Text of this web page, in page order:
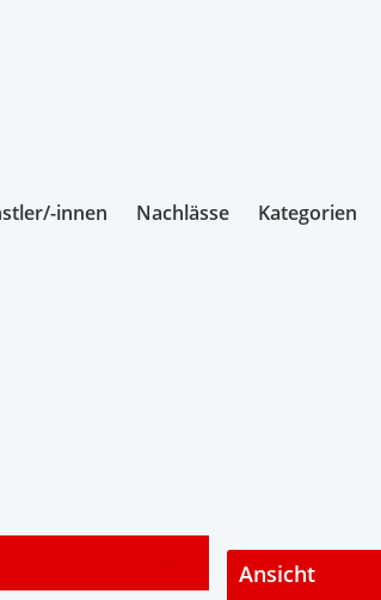
innen Nachlässe Kategorien
- Ansicht